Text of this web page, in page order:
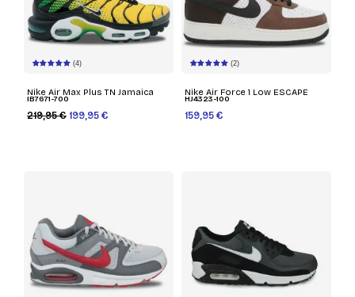
(4)
Nike Air Max Plus TN Jamaica
IB7671-700
219,95 € 199,95 €
(2)
Nike Air Force 1 Low ESCAPE
HJ4323-100
159,95 €